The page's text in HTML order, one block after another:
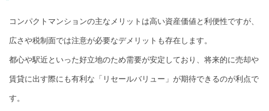
コンパクトマンションの主なメリットは高い資産価値と利便性ですが、
広さや税制面では注意が必要なデメリットも存在します。
都心や駅近といった好立地のため需要が安定しており、将来的に売却や
賃貸に出す際にも有利な「リセールバリュー」が期待できるのが利点で
す。